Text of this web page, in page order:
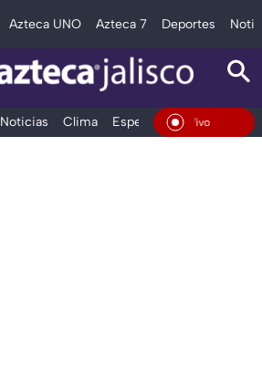
Azteca UNO Azteca 7 Deportes
Noticias Clima Espectáculos Deportes
En Vivo